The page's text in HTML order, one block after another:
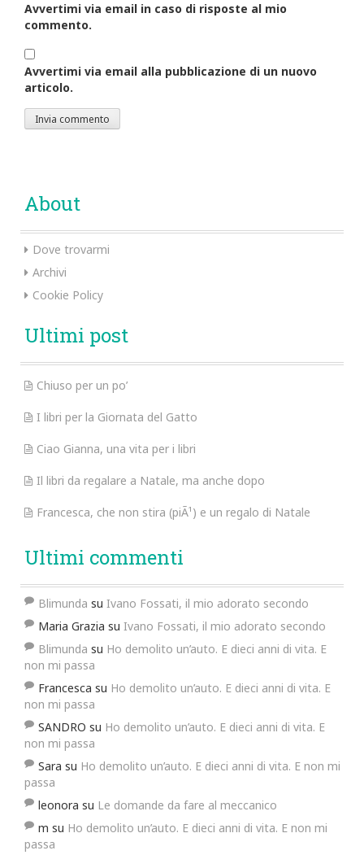
Avvertimi via email in caso di risposte al mio
commento.
Avvertimi via email alla pubblicazione di un nuovo
articolo.
About
Dove trovarmi
Archivi
Cookie Policy
Ultimi post
Chiuso per un po’
I libri per la Giornata del Gatto
Ciao Gianna, una vita per i libri
Il libri da regalare a Natale, ma anche dopo
Francesca, che non stira (piÃ¹) e un regalo di Natale
Ultimi commenti
Blimunda su Ivano Fossati, il mio adorato secondo
Maria Grazia su Ivano Fossati, il mio adorato secondo
Blimunda su Ho demolito un’auto. E dieci anni di vita. E
non mi passa
Francesca su Ho demolito un’auto. E dieci anni di vita. E
non mi passa
SANDRO su Ho demolito un’auto. E dieci anni di vita. E
non mi passa
Sara su Ho demolito un’auto. E dieci anni di vita. E non mi
passa
leonora su Le domande da fare al meccanico
m su Ho demolito un’auto. E dieci anni di vita. E non mi
passa